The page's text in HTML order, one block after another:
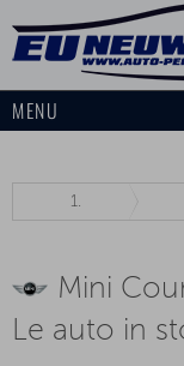
MENU
1.
Mini
Le auto in